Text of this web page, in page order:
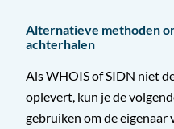
Alternatieve methoden
achterhalen
Als WHOIS of SIDN niet
oplevert, kun je de
gebruiken om de eigenaar